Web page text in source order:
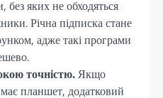
без яких не обходяться
Річна підписка стане
адже такі програми
точністю.Якщо
планшет, додатковий